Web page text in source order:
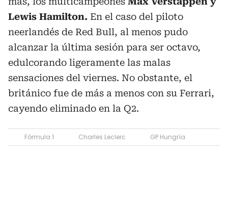
Lewis Hamilton. En el caso del piloto
neerlandés de Red Bull, al menos pudo
alcanzar la última sesión para ser octavo,
edulcorando ligeramente las malas
sensaciones del viernes. No obstante, el
británico fue de más a menos con su Ferrari,
cayendo eliminado en la Q2.
Fórmula 1 Charles Leclerc GP Hungría